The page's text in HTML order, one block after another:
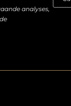
analyses,